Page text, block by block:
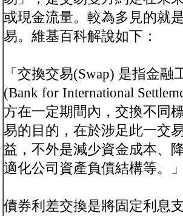
或現金流量。較為多見的就
易。維基百科解說如下：
「交換交易(Swap) 是指金
(Bank for International
方在一定期間內，交換不同
易的目的，在於涉足此一交
益，不外是減少資金成本、
適化公司資產負債結構等。
債券利差交換是將固定利息